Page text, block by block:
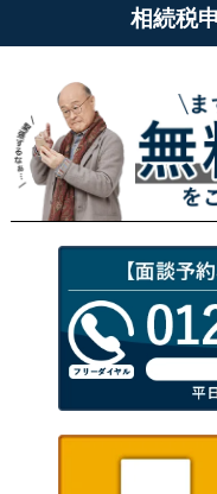
相続税